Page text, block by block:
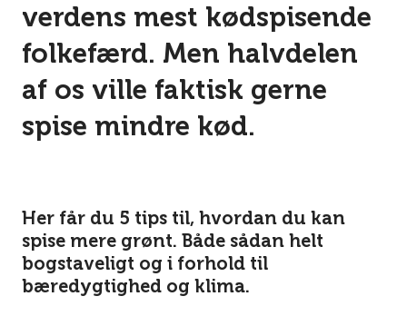
verdens mest kødspisende
folkefærd. Men halvdelen
af os ville faktisk gerne
spise mindre kød.
Her får du 5 tips til, hvordan du kan
spise mere grønt. Både sådan helt
bogstaveligt og i forhold til
bæredygtighed og klima.